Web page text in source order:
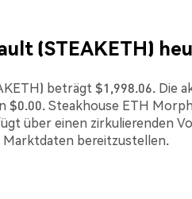
(STEAKETH)
beträgt $1,998.06. Die
$0.00. Steakhouse ETH
über einen zirkulierenden
Marktdaten bereitzustellen.